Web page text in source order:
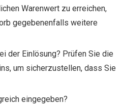
Warenwert zu erreichen,
gegebenenfalls weitere
der Einlösung? Prüfen Sie die
um sicherzustellen, dass Sie
eingegeben?